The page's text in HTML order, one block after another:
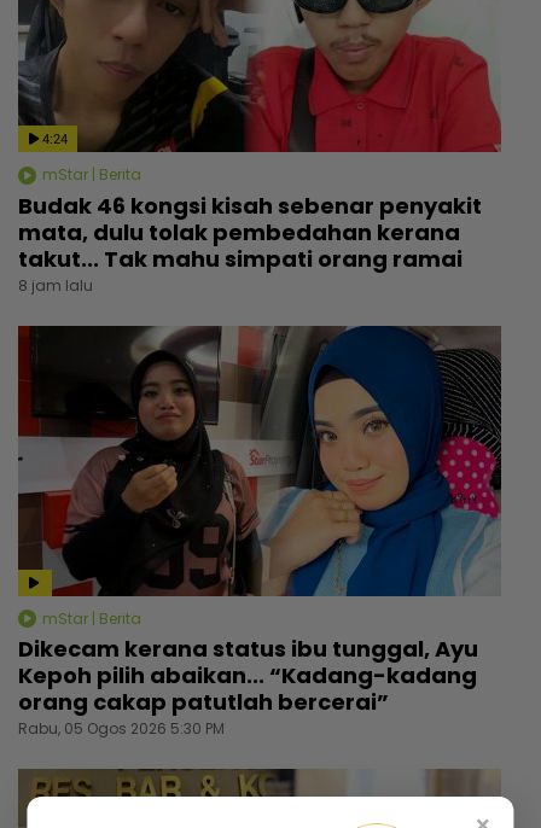
4:24
mStar | Berita
Budak 46 kongsi kisah sebenar penyakit
mata, dulu tolak pembedahan kerana
takut... Tak mahu simpati orang ramai
8 jam lalu
mStar | Berita
Dikecam kerana status ibu tunggal, Ayu
Kepoh pilih abaikan... “Kadang-kadang
orang cakap patutlah bercerai”
Rabu, 05 Ogos 2026 5:30 PM